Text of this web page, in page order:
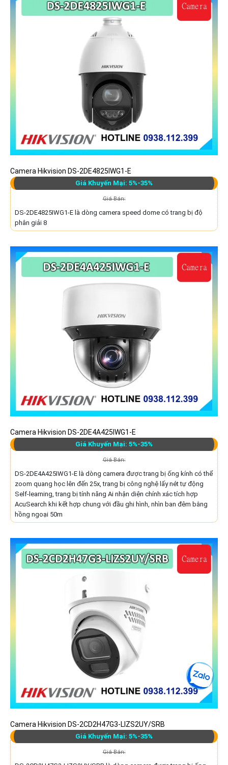
Camera Hikvision DS-2DE4825IWG1-E
Giá Khuyến Mại: 5%-35%
Giá Bán:
DS-2DE4825IWG1-E là dòng camera speed dome có trang bị độ
phân giải 8
Camera Hikvision DS-2DE4A425IWG1-E
Giá Khuyến Mại: 5%-35%
Giá Bán:
DS-2DE4A425IWG1-E là dòng camera được trang bị ống kính có thể
zoom quang học lên đến 25x, trang bị công nghệ lấy nét tự động
Self-learning, trang bị tính năng Ai nhận diện chính xác tích hợp
AcuSearch khi kết hợp chung với đầu ghi hình, nhìn ban đêm bằng
hồng ngoại 50m
Camera Hikvision DS-2CD2H47G3-LIZS2UY/SRB
Giá Khuyến Mại: 5%-35%
Giá Bán: